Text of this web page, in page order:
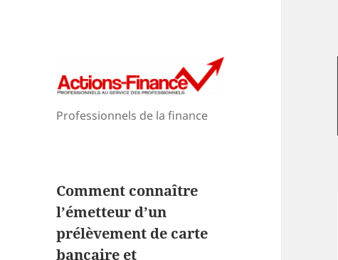
Professionnels de la finance
Comment connaître
l’émetteur d’un
prélèvement de carte
bancaire et